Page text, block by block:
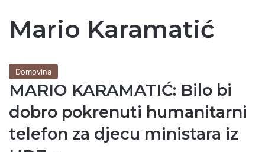
Mario Karamatić
Domovina
MARIO KARAMATIĆ: Bilo bi
dobro pokrenuti humanitarni
telefon za djecu ministara iz